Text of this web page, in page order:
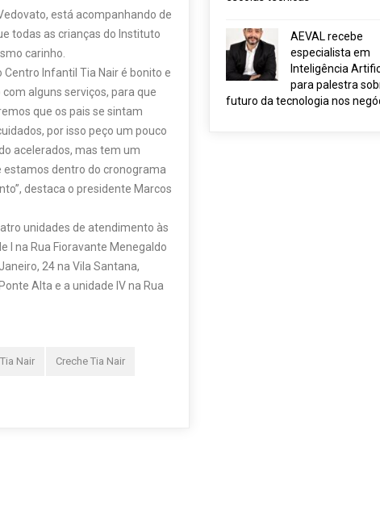
está acompanhando de
todas as crianças do Instituto
carinho.
Infantil Tia Nair é bonito e
alguns serviços, para que
que os pais se sintam
por isso peço um pouco
acelerados, mas tem um
estamos dentro do cronograma
destaca o presidente Marcos
unidades de atendimento às
I na Rua Fioravante Menegaldo
24 na Vila Santana,
Alta e a unidade IV na Rua
Nair Creche Tia Nair
AEVAL recebe
especialista em
Inteligência
para palestra
futuro da tecnologia nos